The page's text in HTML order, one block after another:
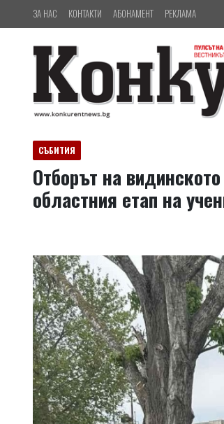
ЗА НАС КОНТАКТИ АБОНАМЕНТ РЕКЛАМА
СЪБИТИЯ
Отборът на
областния етап на